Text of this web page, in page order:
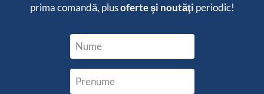
prima comandă, plusoferte şi noutăţi periodic!